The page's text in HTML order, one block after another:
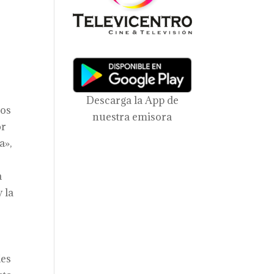
la
Descarga la App de
nuestra emisora